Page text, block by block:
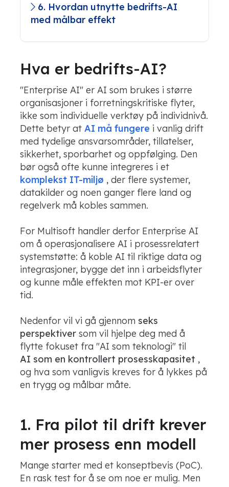
6. Hvordan utnytte bedrifts-AI
med målbar effekt
Hva er bedrifts-AI?
"Enterprise AI" er AI som brukes i større
organisasjoner i forretningskritiske flyter,
ikke som individuelle verktøy på individnivå.
Dette betyr atAI må fungere i vanlig drift
med tydelige ansvarsområder, tillatelser,
sikkerhet, sporbarhet og oppfølging. Den
bør også ofte kunne integreres i et
komplekst IT-miljø , der flere systemer,
datakilder og noen ganger flere land og
regelverk må kobles sammen.
For Multisoft handler derfor Enterprise AI
om å operasjonalisere AI i prosessrelatert
systemstøtte: å koble AI til riktige data og
integrasjoner, bygge det inn i arbeidsflyter
og kunne måle effekten mot KPI-er over
tid.
Nedenfor vil vi gå gjennom seks
perspektiver som vil hjelpe deg med å
flytte fokuset fra "AI som teknologi" til
AI som en kontrollert prosesskapasitet ,
og hva som vanligvis kreves for å lykkes på
en trygg og målbar måte.
1. Fra pilot til drift krever
mer prosess enn modell
Mange starter med et konseptbevis (PoC).
En rask test for å se om noe er mulig. Men